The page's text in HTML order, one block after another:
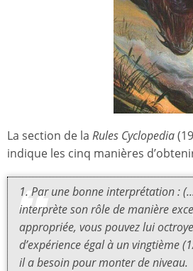
La section de la Rules Cyclopedia
indique les cinq manières
1. Par une bonne interprétation :
interprète son rôle de manière
appropriée, vous pouvez lui
d’expérience égal à un vingtième
il a besoin pour monter de niveau.